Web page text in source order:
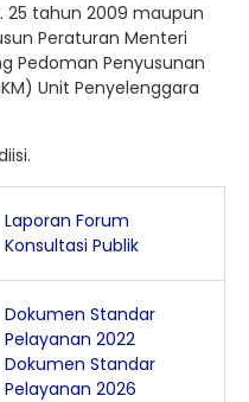
25 tahun 2009 maupun
Peraturan Menteri
Pedoman Penyusunan
Unit Penyelenggara
Laporan Forum
Konsultasi Publik
Dokumen Standar
Pelayanan 2022
Dokumen Standar
Pelayanan 2026